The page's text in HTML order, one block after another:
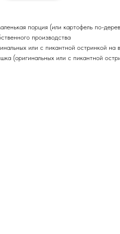
порция (или картофель по-
производства
или с пикантной остринкой на
(оригинальных или с пикантной